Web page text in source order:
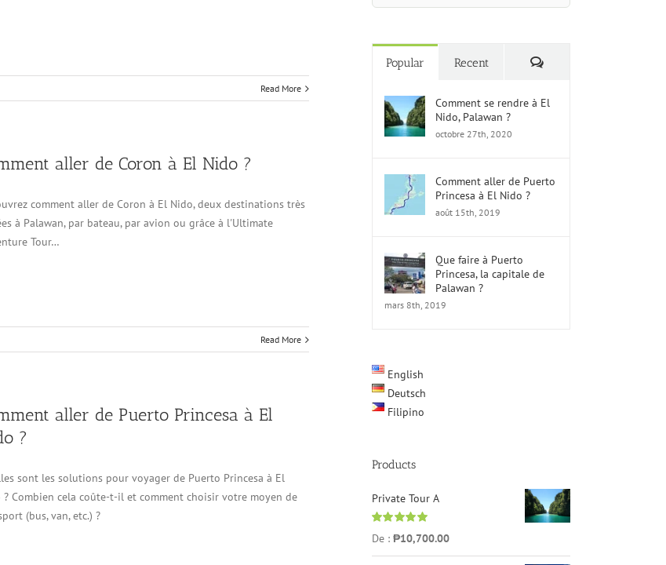
Read More
aller de Coron à El Nido ?
comment aller de Coron à El Nido, deux destinations très
à Palawan, par bateau, par avion ou grâce à l'Ultimate
Tour…
Read More
aller de Puerto Princesa à El
?
sont les solutions pour voyager de Puerto Princesa à El
? Combien cela coûte-t-il et comment choisir votre moyen de
(bus, van, etc.) ?
Popular Recent Commentaires
Comment se rendre à El
Nido, Palawan ?
octobre 27th, 2020
Comment aller de Puerto
Princesa à El Nido ?
août 15th, 2019
Que faire à Puerto
Princesa, la capitale de
Palawan ?
mars 8th, 2019
English
Deutsch
Filipino
Products
Private Tour A
Note 5.00 sur
5
De : ₱10,700.00